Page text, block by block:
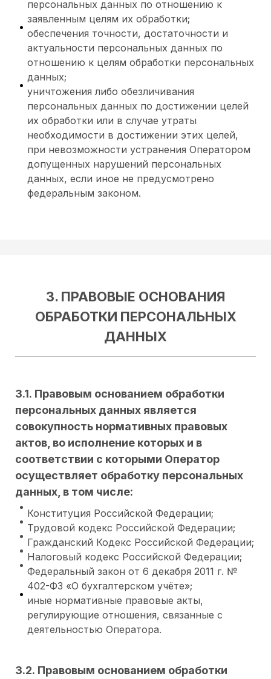
персональных данных по отношению к
заявленным целям их обработки;
обеспечения точности, достаточности и
актуальности персональных данных по
отношению к целям обработки персональных
данных;
уничтожения либо обезличивания
персональных данных по достижении целей
их обработки или в случае утраты
необходимости в достижении этих целей,
при невозможности устранения Оператором
допущенных нарушений персональных
данных, если иное не предусмотрено
федеральным законом.
3. ПРАВОВЫЕ ОСНОВАНИЯ
ОБРАБОТКИ ПЕРСОНАЛЬНЫХ
ДАННЫХ
3.1. Правовым основанием обработки
персональных данных является
совокупность нормативных правовых
актов, во исполнение которых и в
соответствии с которыми Оператор
осуществляет обработку персональных
данных, в том числе:
Конституция Российской Федерации;
Трудовой кодекс Российской Федерации;
Гражданский Кодекс Российской Федерации;
Налоговый кодекс Российской Федерации;
Федеральный закон от 6 декабря 2011 г. №
402-ФЗ «О бухгалтерском учёте»;
иные нормативные правовые акты,
регулирующие отношения, связанные с
деятельностью Оператора.
3.2. Правовым основанием обработки